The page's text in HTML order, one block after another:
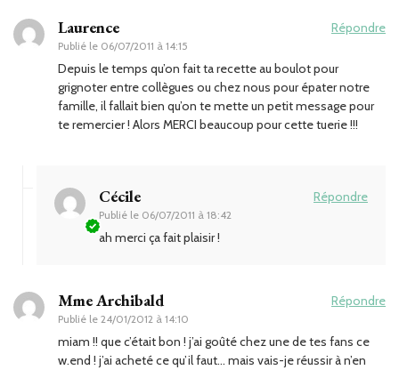
Laurence
Publié le 06/07/2011 à 14:15
Répondre
Depuis le temps qu’on fait ta recette au boulot pour
grignoter entre collègues ou chez nous pour épater notre
famille, il fallait bien qu’on te mette un petit message pour
te remercier ! Alors MERCI beaucoup pour cette tuerie !!!
Cécile
Publié le 06/07/2011 à 18:42
Répondre
ah merci ça fait plaisir !
Mme Archibald
Publié le 24/01/2012 à 14:10
Répondre
miam !! que c’était bon ! j’ai goûté chez une de tes fans ce
w.end ! j’ai acheté ce qu’il faut… mais vais-je réussir à n’en